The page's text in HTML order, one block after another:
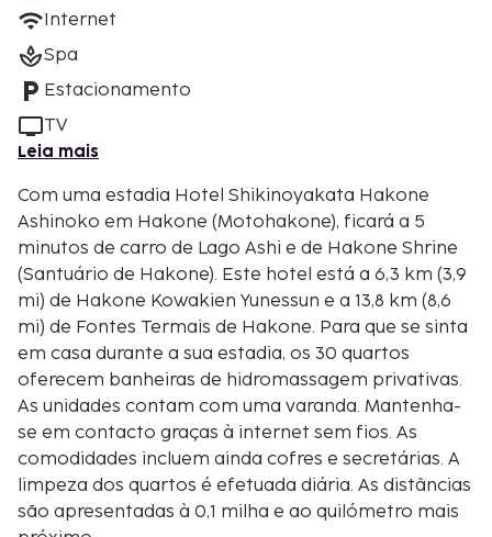
Internet
Spa
Estacionamento
TV
Leia mais
Com uma estadia Hotel Shikinoyakata Hakone
Ashinoko em Hakone (Motohakone), ficará a 5
minutos de carro de Lago Ashi e de Hakone Shrine
(Santuário de Hakone). Este hotel está a 6,3 km (3,9
mi) de Hakone Kowakien Yunessun e a 13,8 km (8,6
mi) de Fontes Termais de Hakone. Para que se sinta
em casa durante a sua estadia, os 30 quartos
oferecem banheiras de hidromassagem privativas.
As unidades contam com uma varanda. Mantenha-
se em contacto graças à internet sem fios. As
comodidades incluem ainda cofres e secretárias. A
limpeza dos quartos é efetuada diária. As distâncias
são apresentadas à 0,1 milha e ao quilómetro mais